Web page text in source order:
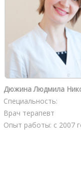
Дюжина Людмила
Специальность:
Врач терапевт
Опыт работы: с 2007